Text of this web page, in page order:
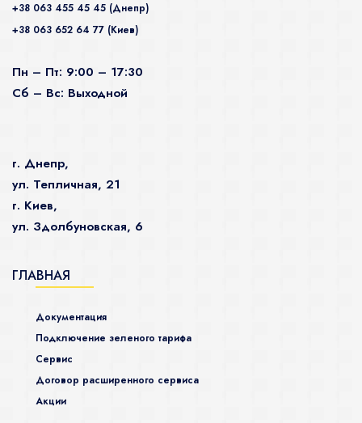
+38 063 455 45 45 (Днепр)
+38 063 652 64 77 (Киев)
Пн – Пт: 9:00 – 17:30
Сб – Вс: Выходной
г. Днепр,
ул. Тепличная, 21
г. Киев,
ул. Здолбуновская, 6
ГЛАВНАЯ
Документация
Подключение зеленого тарифа
Сервис
Договор расширенного сервиса
Акции